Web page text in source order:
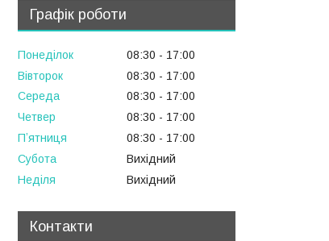
Графік роботи
Понеділок 08:30
17:00
Вівторок
08:30
17:00
Середа
08:30
17:00
Четвер
08:30
17:00
Пʼятниця
08:30
17:00
Субота
Вихідний
Неділя
Вихідний
Контакти